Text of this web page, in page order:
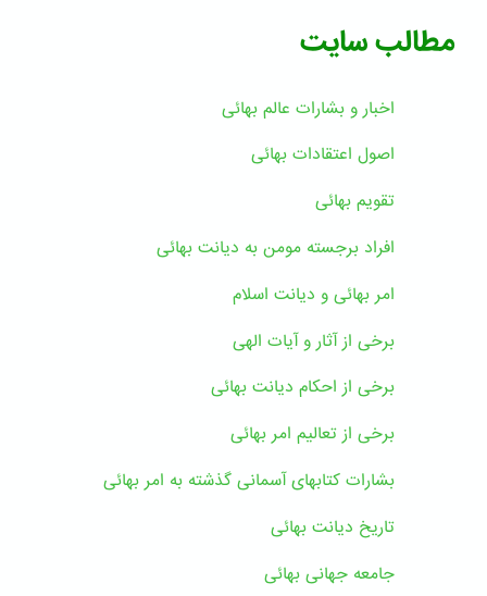
مطالب سایت
اخبار و بشارات عالم بهائى
اصول اعتقادات بهائی
تقویم بهائی
افراد برجسته مومن به دیانت بهائی
امر بهائی و دیانت اسلام
برخی از آثار و آیات الهی
برخی از احکام دیانت بهائی
برخی از تعالیم امر بهائی
بشارات کتابهای آسمانی گذشته به امر بهائی
تاریخ دیانت بهائی
جامعه جهانی بهائی